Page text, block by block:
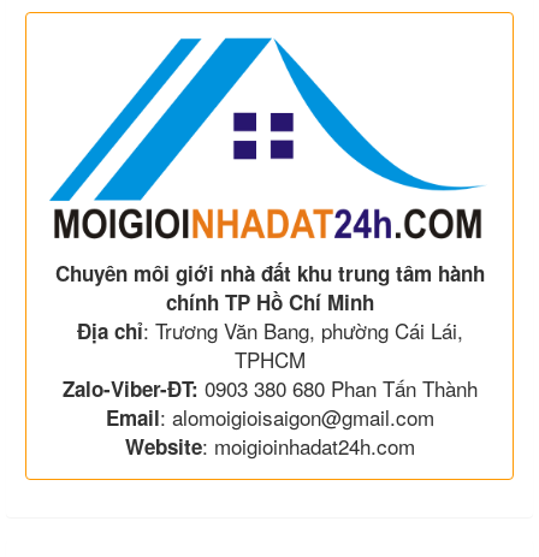
Chuyên môi giới nhà đất khu trung tâm hành
chính TP Hồ Chí Minh
Địa chỉ: Trương Văn Bang, phường Cái Lái,
TPHCM
Zalo-Viber-ĐT: 0903 380 680 Phan Tấn Thành
Email: alomoigioisaigon@gmail.com
Website: moigioinhadat24h.com